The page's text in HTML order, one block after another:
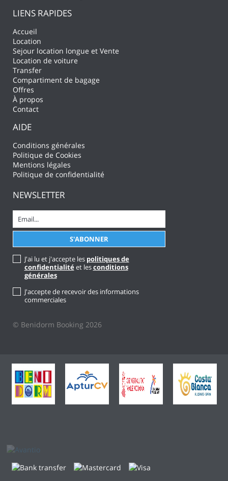
LIENS RAPIDES
Accueil
Location
Sejour location longue et Vente
Location de voiture
Transfer
Compartiment de bagage
Offres
À propos
Contact
AIDE
Conditions générales
Politique de Cookies
Mentions légales
Politique de confidentialité
NEWSLETTER
J'ai lu et j'accepte les politiques de
confidentialité et lesconditions
générales
J'accepte de recevoir des informations
commerciales
© Benidorm Booking 2026